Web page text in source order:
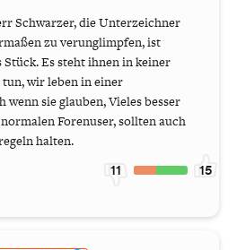
Schwarzer, die Unterzeichner
zu verunglimpfen, ist
Stück. Es steht ihnen in keiner
tun, wir leben in einer
wenn sie glauben, Vieles besser
Forenuser, sollten auch
halten.
11 15